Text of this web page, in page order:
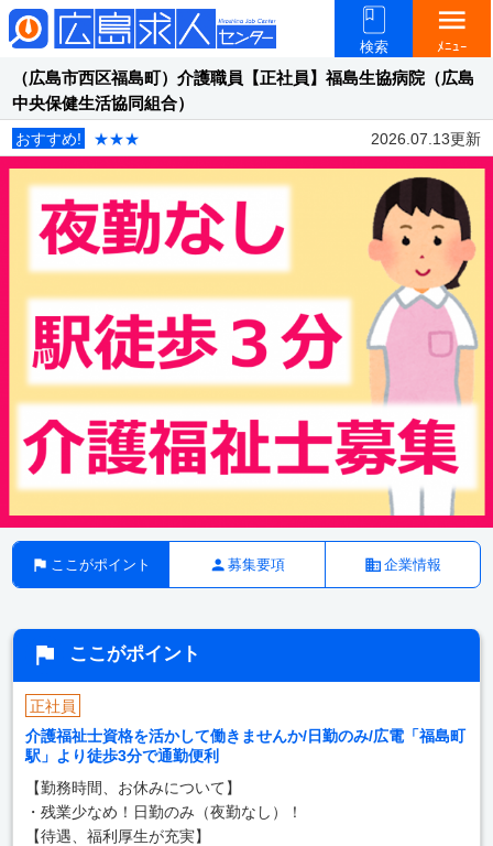
検索
menu
ﾒﾆｭｰ
（広島市西区福島町）介護職員【正社員】福島生協病院（広島
中央保健生活協同組合）
おすすめ! ★★★ 2026.07.13更新
ここがポイント 募集要項 企業情報
ここがポイント
正社員
介護福祉士資格を活かして働きませんか/日勤のみ/広電「福島町
駅」より徒歩3分で通勤便利
【勤務時間、お休みについて】
・残業少なめ！日勤のみ（夜勤なし）！
【待遇、福利厚生が充実】